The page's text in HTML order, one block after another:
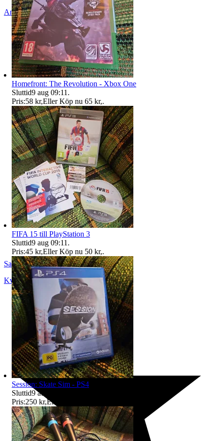
Anmäl Sälj liknande
SandsOfTime
Kvänum ,Sverige
Homefront: The Revolution - Xbox One
Sluttid9 aug 09:11 .
Pris:58 kr,Eller Köp nu 65 kr,.
FIFA 15 till PlayStation 3
Sluttid9 aug 09:11 .
Pris:45 kr,Eller Köp nu 50 kr,.
Session: Skate Sim - PS4
Sluttid9 aug 09:11
Pris:250 kr,Eller Köp nu